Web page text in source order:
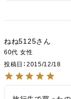
ねね5125
60代 女性
投稿日
2015/12/18